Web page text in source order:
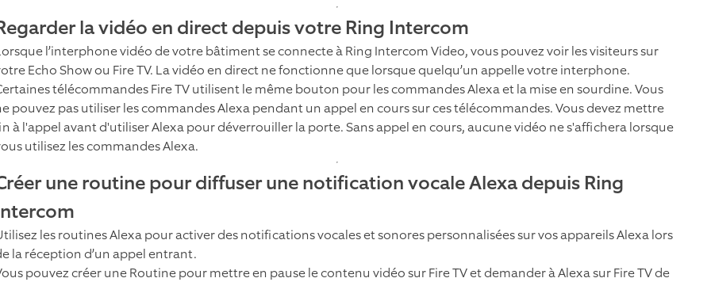
la vidéo en direct depuis votre Ring Intercom
l’interphone vidéo de votre bâtiment se connecte à Ring Intercom Video, vous pouvez voir les visiteurs sur
Echo Show ou Fire TV. La vidéo en direct ne fonctionne que lorsque quelqu’un appelle votre interphone.
télécommandes Fire TV utilisent le même bouton pour les commandes Alexa et la mise en sourdine. Vous
pouvez pas utiliser les commandes Alexa pendant un appel en cours sur ces télécommandes. Vous devez mettre
à l'appel avant d'utiliser Alexa pour déverrouiller la porte. Sans appel en cours, aucune vidéo ne s'affichera lorsque
utilisez les commandes Alexa.
une routine pour diffuser une notification vocale Alexa depuis Ring
les routines Alexa pour activer des notifications vocales et sonores personnalisées sur vos appareils Alexa lors
la réception d’un appel entrant.
pouvez créer une Routine pour mettre en pause le contenu vidéo sur Fire TV et demander à Alexa sur Fire TV de